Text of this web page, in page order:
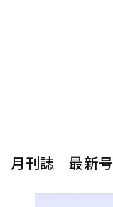
月刊誌 最新号